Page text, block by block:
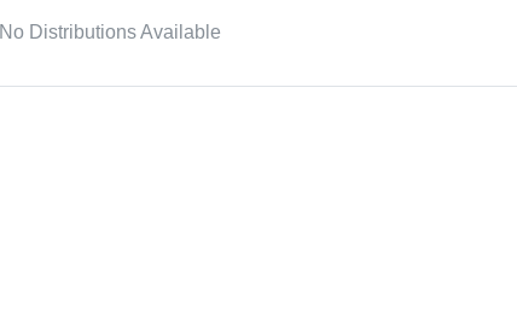
No Distributions Available